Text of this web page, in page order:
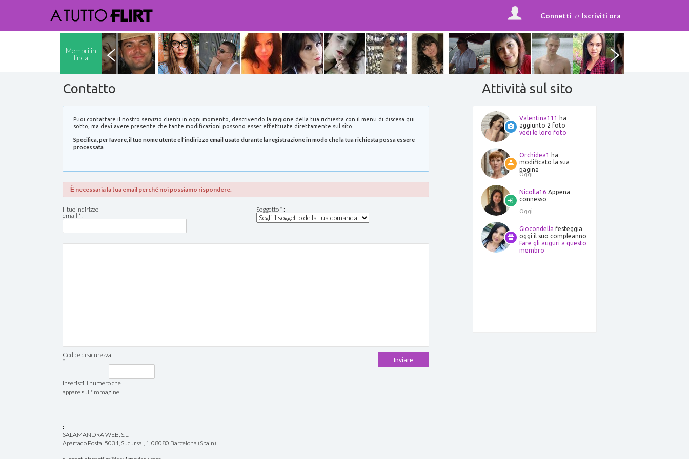
Connetti o Iscriviti ora
Membri in
linea
Attività sul sito
Valentina111
ha
aggiunto 2 foto
vedi le loro foto
Orchidea1
ha
modificato la sua
pagina
Oggi
Nicolla16 Appena
connesso
Oggi
Giocondella festeggia
oggi il suo compleanno
Fare gli auguri a questo
membro
Contatto
Puoi contattare il nostro servizio clienti in ogni momento, descrivendo la ragione della tua richiesta con il menu di discesa qui
sotto, ma devi avere presente che tante modificazioni possono esser effettuate direttamente sul sito.
Specifica, per favore, il tuo nome utente e l'indirizzo email usato durante la registrazione in modo che la tua richiesta possa essere
processata
Ѐ necessaria la tua email perché noi possiamo rispondere.
Il tuo indirizzo
email * :
Soggetto * :
Codice di sicurezza
*
Inserisci il numero che
appare sull'immagine
:
SALAMANDRA WEB, S.L.
Apartado Postal 5031, Sucursal, 1, 08080 Barcelona (Spain)